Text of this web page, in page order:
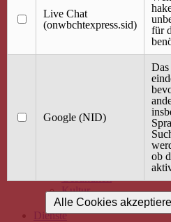
Terminkalender
Gemeinsam aktiv
Gemeinsam unterwegs
wirFAIRändern
Angebot / Kurs suchen
Babybauch &
Gesundheit
Kultur
Alle Kurse
Dienste
Live Chat
(onwbchtexpress.sid)
für
Google (NID)
ob
Alle Cookies